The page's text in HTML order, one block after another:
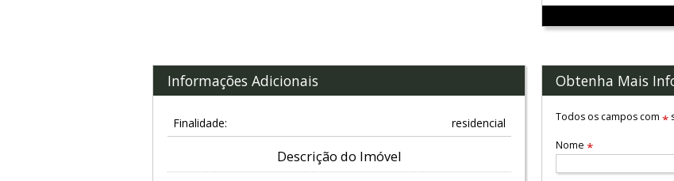
Informações Adicionais
Finalidade: residencial
Descrição do Imóvel
Obtenha Mais
Todos os campos com*
Nome*